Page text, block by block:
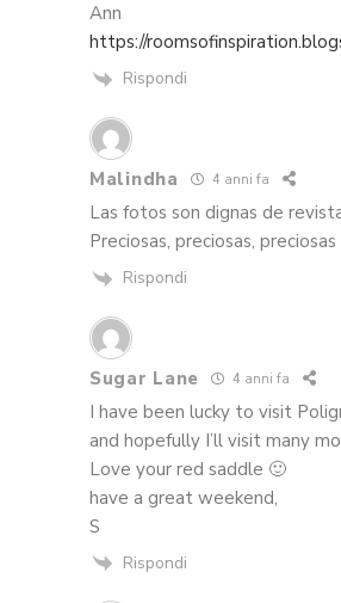
Ann
https://
Rispondi
Malindha 4 anni fa
Las fotos son dignas de
Preciosas, preciosas,
Rispondi
Sugar Lane 4 anni fa
I have been lucky to visit
and hopefully I’ll visit many
Love your red saddle 🙂
have a great weekend,
S
Rispondi